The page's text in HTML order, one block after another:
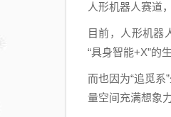
人形机器人赛道
目前，人形机器
“具身智能+X”的
而也因为“追觅
量空间充满想象力